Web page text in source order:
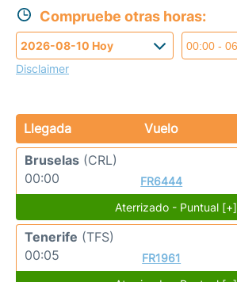
Compruebe otras horas:
Disclaimer
Llegada Vuelo
Bruselas (CRL)
00:00
FR6444
Aterrizado - Puntual [+]
Tenerife (TFS)
00:05
FR1961